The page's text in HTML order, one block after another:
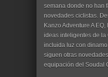
semana donde no han
novedades ciclistas.
Kanzo Adventure A
ideas inteligentes de la
incluida luz con
siguen otras
equipación del Soudal